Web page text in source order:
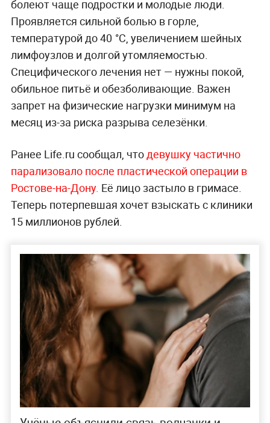
болеют чаще подростки и молодые люди.
Проявляется сильной болью в горле,
температурой до 40 °C, увеличением шейных
лимфоузлов и долгой утомляемостью.
Специфического лечения нет — нужны покой,
обильное питьё и обезболивающие. Важен
запрет на физические нагрузки минимум на
месяц из-за риска разрыва селезёнки.
Ранее Life.ru сообщал, чтодевушку частично
парализовало после пластической операции в
Ростове-на-Дону. Её лицо застыло в гримасе.
Теперь потерпевшая хочет взыскать с клиники
15 миллионов рублей.